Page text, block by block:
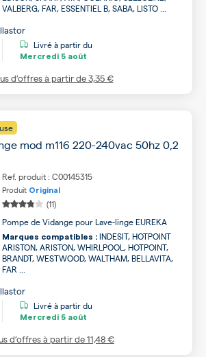
VALBERG, FAR, ESSENTIEL B, SABA, LISTO ...
Livré à partir du
Mercredi 5 août
d’offres à partir de3,35 €
mod m116 220-240vac 50hz 0,2
Ref. produit : C00145315
Produit Original
(11)
Pompe de Vidange pour Lave-linge EUREKA
Marques compatibles : INDESIT, HOTPOINT
ARISTON, ARISTON, WHIRLPOOL, HOTPOINT,
BRANDT, WESTWOOD, WALTHAM, BELLAVITA,
FAR ...
Livré à partir du
Mercredi 5 août
d’offres à partir de11,48 €